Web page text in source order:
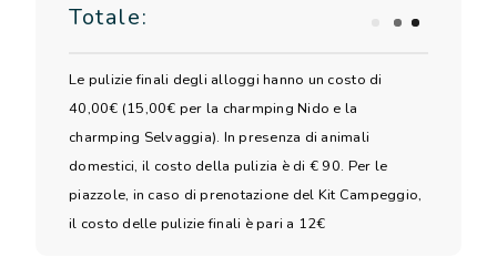
Totale:
Le pulizie finali degli alloggi hanno un costo di
40,00€ (15,00€ per la charmping Nido e la
charmping Selvaggia). In presenza di animali
domestici, il costo della pulizia è di € 90. Per le
piazzole, in caso di prenotazione del Kit Campeggio,
il costo delle pulizie finali è pari a 12€